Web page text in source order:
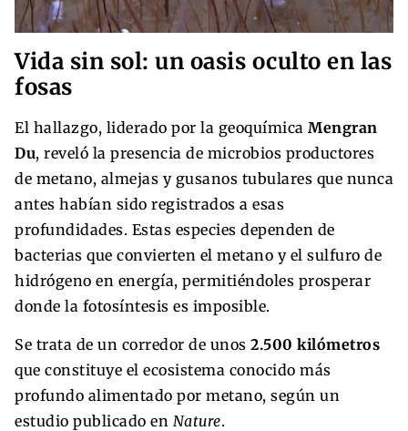
Vida sin sol: un oasis oculto en las
fosas
El hallazgo, liderado por la geoquímica Mengran
Du, reveló la presencia de microbios productores
de metano, almejas y gusanos tubulares que nunca
antes habían sido registrados a esas
profundidades. Estas especies dependen de
bacterias que convierten el metano y el sulfuro de
hidrógeno en energía, permitiéndoles prosperar
donde la fotosíntesis es imposible.
Se trata de un corredor de unos 2.500 kilómetros
que constituye el ecosistema conocido más
profundo alimentado por metano, según un
estudio publicado en Nature.